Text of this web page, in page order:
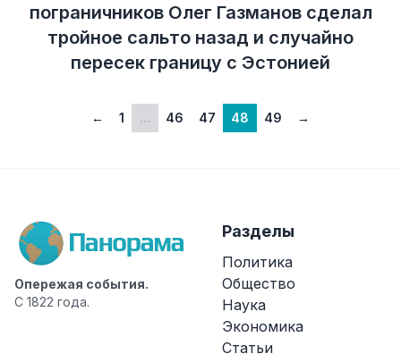
пограничников Олег Газманов сделал
тройное сальто назад и случайно
пересек границу с Эстонией
← 1 ... 46 47 48 49 →
Опережая события.
С 1822 года.
Разделы
Политика
Общество
Наука
Экономика
Статьи